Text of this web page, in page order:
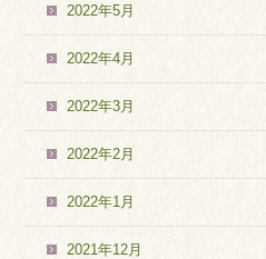
2022年5月
2022年4月
2022年3月
2022年2月
2022年1月
2021年12月